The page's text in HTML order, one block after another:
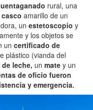
rural, una
casco amarillo de un
un estetoscopio y
y los objetos se
un certificado de
plástico (vianda del
leche, un mate y un
de oficio fueron
y emergencia.